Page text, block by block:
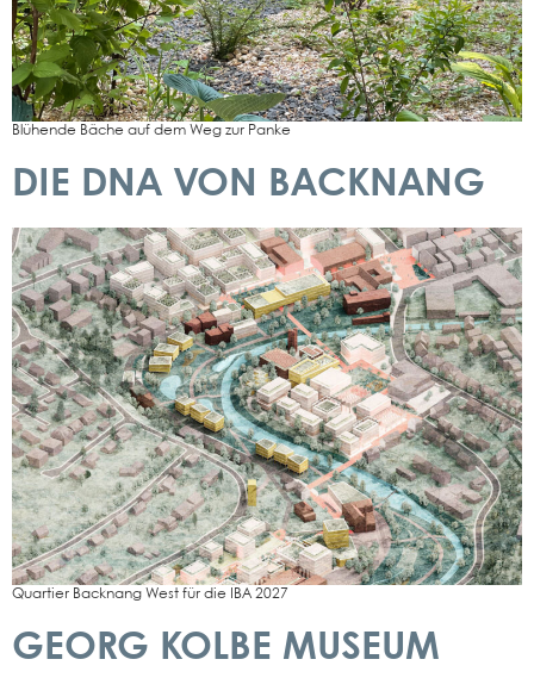
Blü­hen­de Bäche auf dem Weg zur Pan­ke
DIE DNA VON BACKNANG
Quar­tier Back­nang West für die IBA 2027
GEORG KOLBE MUSEUM